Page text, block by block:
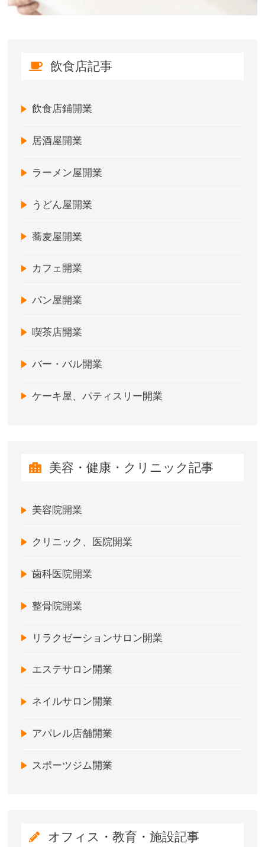
飲食店記事
飲食店鋪開業
居酒屋開業
ラーメン屋開業
うどん屋開業
蕎麦屋開業
カフェ開業
パン屋開業
喫茶店開業
バー・バル開業
ケーキ屋、パティスリー開業
美容・健康・クリニック記事
美容院開業
クリニック、医院開業
歯科医院開業
整骨院開業
リラクゼーションサロン開業
エステサロン開業
ネイルサロン開業
アパレル店舗開業
スポーツジム開業
オフィス・教育・施設記事